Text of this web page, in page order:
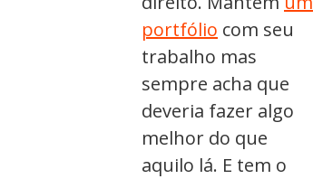
portfólio com seu
trabalho mas
sempre acha que
deveria fazer algo
melhor do que
aquilo lá. E tem o